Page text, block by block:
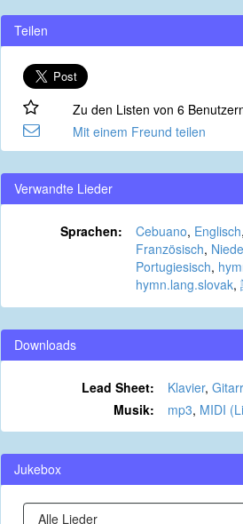
Teilen
Zu den Listen von 6
Mit einem Freund teilen
Verwandte Lieder
Sprachen: Cebuano, Englisch,
Französisch,
Portugiesisch,
hymn.lang.slovak,
Downloads
Lead Sheet: Klavier,
Musik:
mp3, MIDI
Jukebox